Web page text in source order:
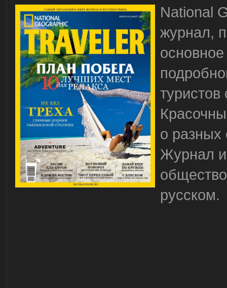
National
журнал,
туристов
о разных
Журнал
русском.